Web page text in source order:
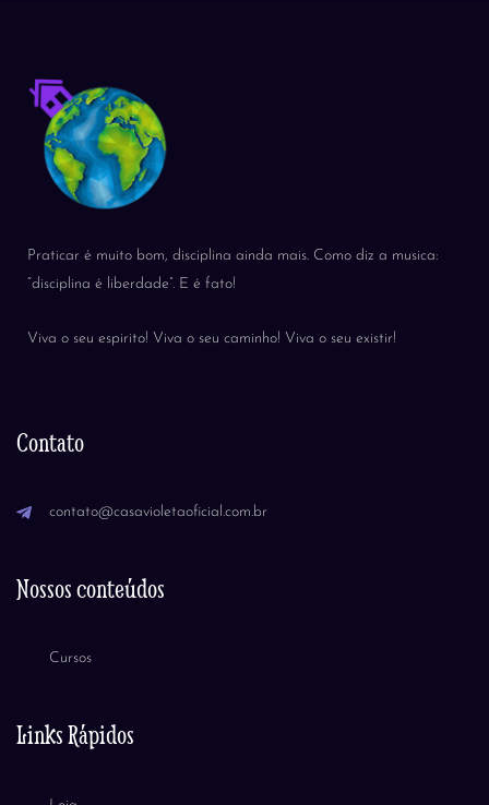
Praticar é muito bom, disciplina ainda mais. Como diz a musica:
“disciplina é liberdade”. E é fato!
Viva o seu espirito! Viva o seu caminho! Viva o seu existir!
Contato
contato@casavioletaoficial.com.br
Nossos conteúdos
Cursos
Links Rápidos